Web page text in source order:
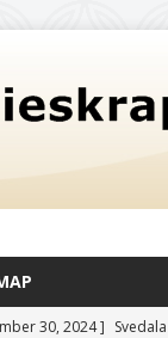
30, 2024 ]